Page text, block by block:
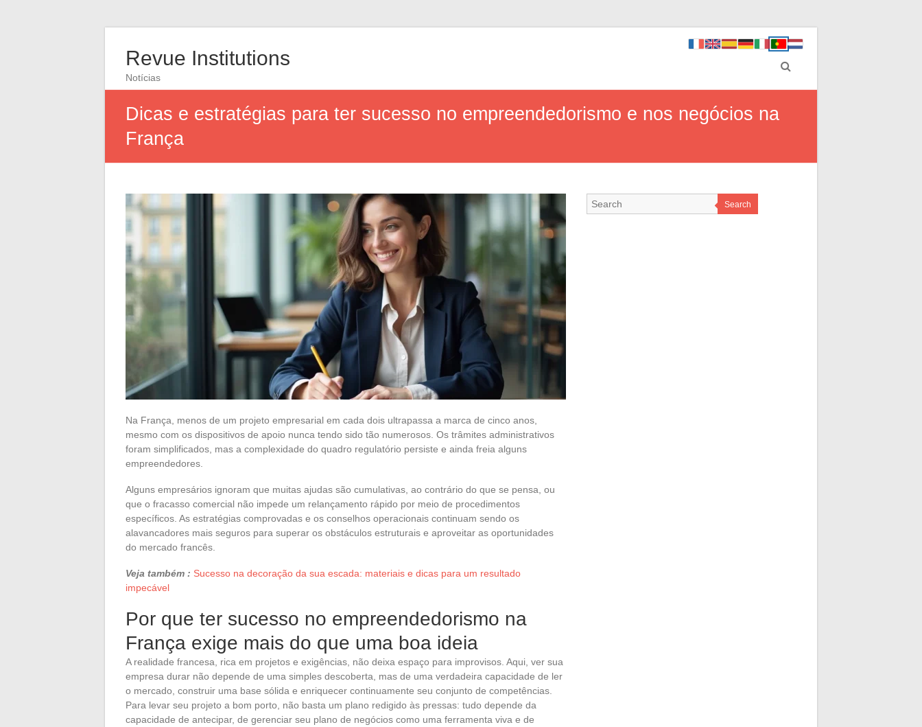
Revue Institutions
Notícias
Dicas e estratégias para ter sucesso no empreendedorismo e nos negócios na
França
Na França, menos de um projeto empresarial em cada dois ultrapassa a marca de cinco anos,
mesmo com os dispositivos de apoio nunca tendo sido tão numerosos. Os trâmites administrativos
foram simplificados, mas a complexidade do quadro regulatório persiste e ainda freia alguns
empreendedores.
Alguns empresários ignoram que muitas ajudas são cumulativas, ao contrário do que se pensa, ou
que o fracasso comercial não impede um relançamento rápido por meio de procedimentos
específicos. As estratégias comprovadas e os conselhos operacionais continuam sendo os
alavancadores mais seguros para superar os obstáculos estruturais e aproveitar as oportunidades
do mercado francês.
Veja também : Sucesso na decoração da sua escada: materiais e dicas para um resultado
impecável
Por que ter sucesso no empreendedorismo na
França exige mais do que uma boa ideia
A realidade francesa, rica em projetos e exigências, não deixa espaço para improvisos. Aqui, ver sua
empresa durar não depende de uma simples descoberta, mas de uma verdadeira capacidade de ler
o mercado, construir uma base sólida e enriquecer continuamente seu conjunto de competências.
Para levar seu projeto a bom porto, não basta um plano redigido às pressas: tudo depende da
capacidade de antecipar, de gerenciar seu plano de negócios como uma ferramenta viva e de
Search